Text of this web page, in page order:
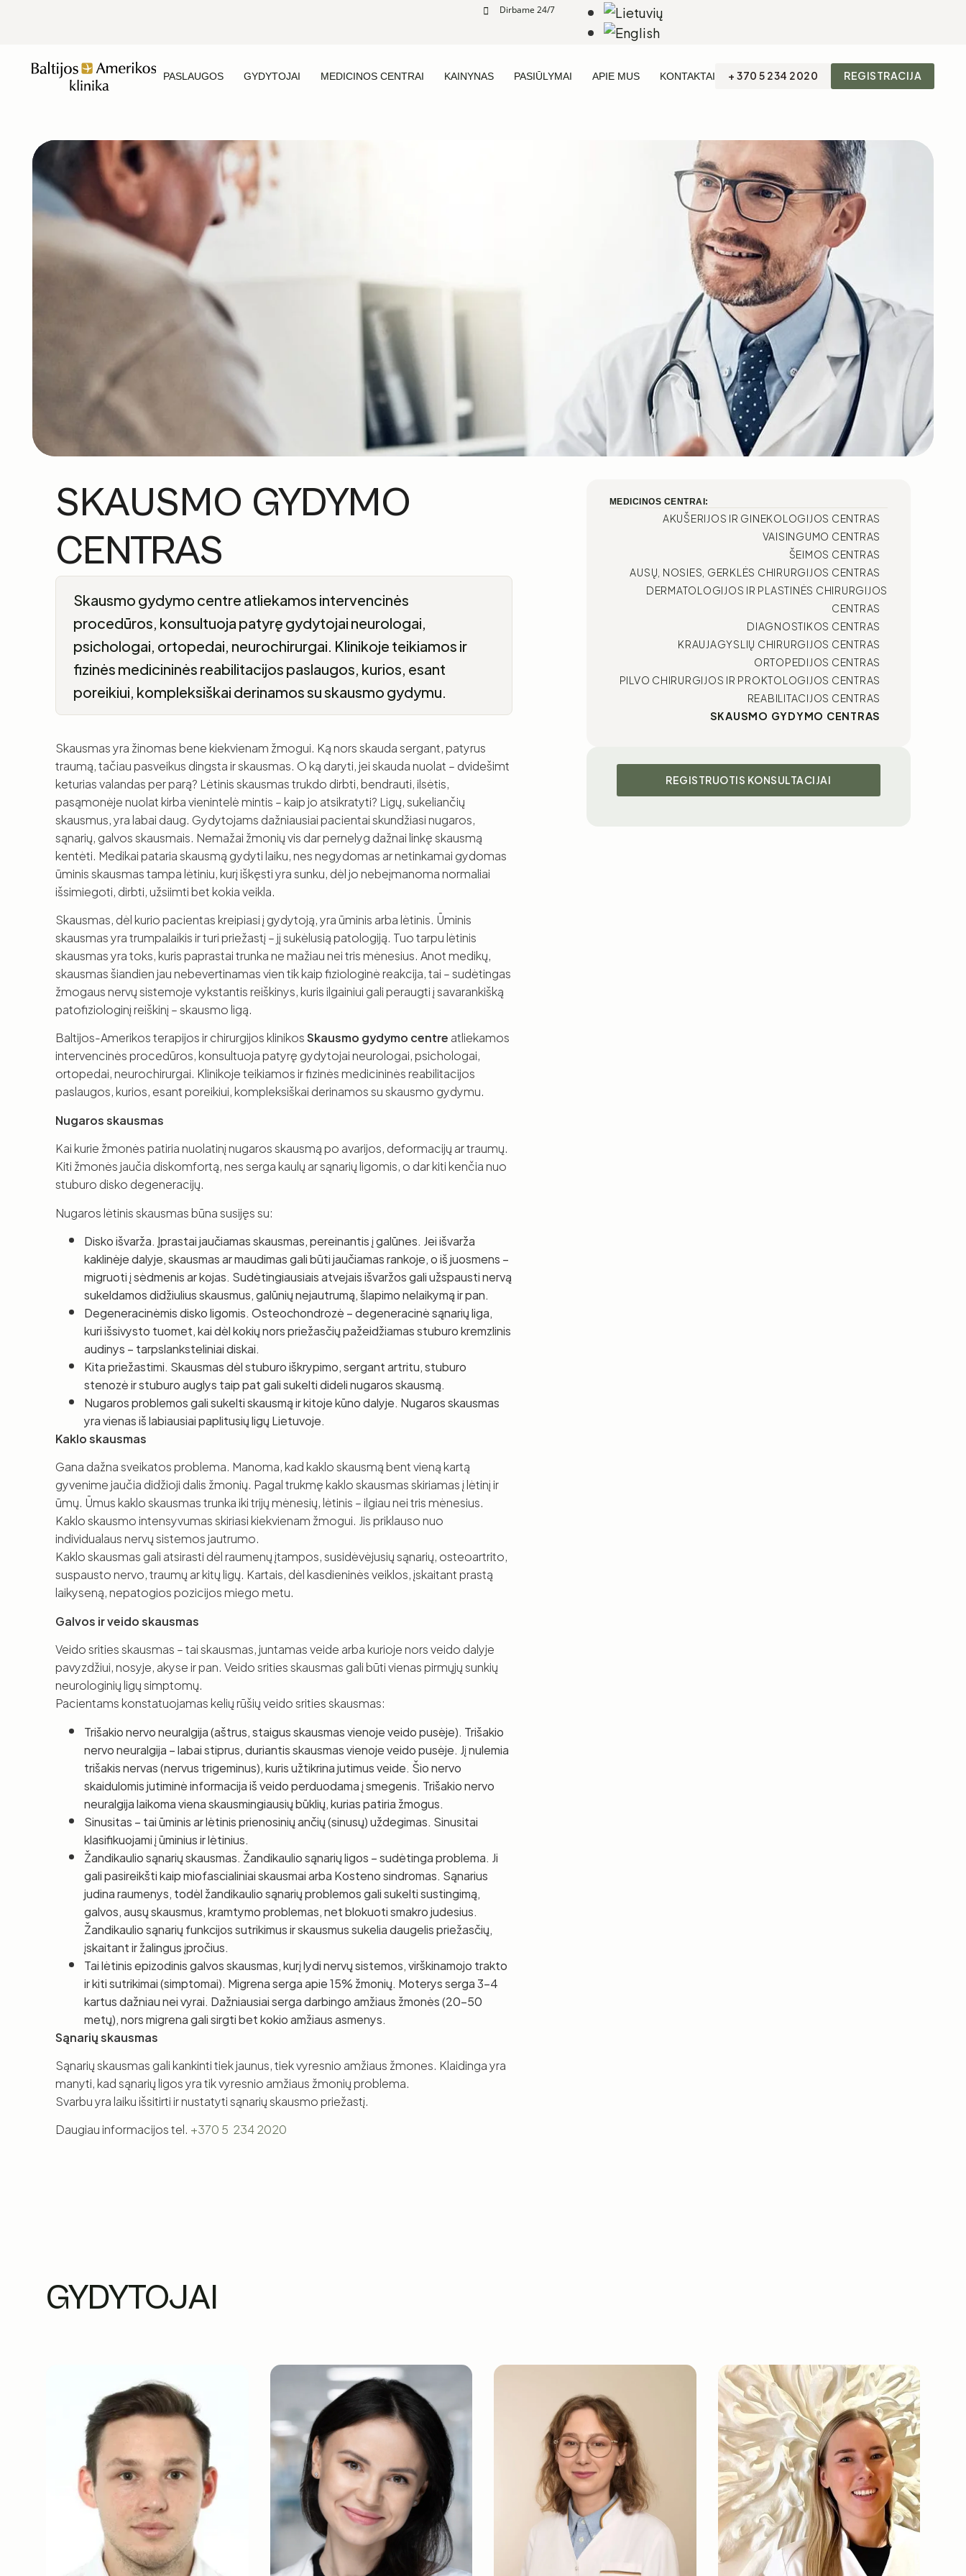
Dirbame 24/7
+ 370 5 234 2020 REGISTRACIJA
PASLAUGOS GYDYTOJAI MEDICINOS CENTRAI KAINYNAS PASIŪLYMAI APIE MUS KONTAKTAI
SKAUSMO GYDYMO
CENTRAS
Skausmo gydymo centre atliekamos intervencinės
procedūros, konsultuoja patyrę gydytojai neurologai,
psichologai, ortopedai, neurochirurgai. Klinikoje teikiamos ir
fizinės medicininės reabilitacijos paslaugos, kurios, esant
poreikiui, kompleksiškai derinamos su skausmo gydymu.
Skausmas yra žinomas bene kiekvienam žmogui. Ką nors skauda sergant, patyrus
traumą, tačiau pasveikus dingsta ir skausmas. O ką daryti, jei skauda nuolat – dvidešimt
keturias valandas per parą? Lėtinis skausmas trukdo dirbti, bendrauti, ilsėtis,
pasąmonėje nuolat kirba vienintelė mintis – kaip jo atsikratyti? Ligų, sukeliančių
skausmus, yra labai daug. Gydytojams dažniausiai pacientai skundžiasi nugaros,
sąnarių, galvos skausmais. Nemažai žmonių vis dar pernelyg dažnai linkę skausmą
kentėti. Medikai pataria skausmą gydyti laiku, nes negydomas ar netinkamai gydomas
ūminis skausmas tampa lėtiniu, kurį iškęsti yra sunku, dėl jo nebeįmanoma normaliai
išsimiegoti, dirbti, užsiimti bet kokia veikla.
Skausmas, dėl kurio pacientas kreipiasi į gydytoją, yra ūminis arba lėtinis. Ūminis
skausmas yra trumpalaikis ir turi priežastį – jį sukėlusią patologiją. Tuo tarpu lėtinis
skausmas yra toks, kuris paprastai trunka ne mažiau nei tris mėnesius. Anot medikų,
skausmas šiandien jau nebevertinamas vien tik kaip fiziologinė reakcija, tai – sudėtingas
žmogaus nervų sistemoje vykstantis reiškinys, kuris ilgainiui gali peraugti į savarankišką
patofiziologinį reiškinį – skausmo ligą.
Baltijos-Amerikos terapijos ir chirurgijos klinikosSkausmo gydymo centreatliekamos
intervencinės procedūros, konsultuoja patyrę gydytojai neurologai, psichologai,
ortopedai, neurochirurgai. Klinikoje teikiamos ir fizinės medicininės reabilitacijos
paslaugos, kurios, esant poreikiui, kompleksiškai derinamos su skausmo gydymu.
Nugaros skausmas
Kai kurie žmonės patiria nuolatinį nugaros skausmą po avarijos, deformacijų ar traumų.
Kiti žmonės jaučia diskomfortą, nes serga kaulų ar sąnarių ligomis, o dar kiti kenčia nuo
stuburo disko degeneracijų.
Nugaros lėtinis skausmas būna susijęs su:
Disko išvarža. Įprastai jaučiamas skausmas, pereinantis į galūnes. Jei išvarža
kaklinėje dalyje, skausmas ar maudimas gali būti jaučiamas rankoje, o iš juosmens –
migruoti į sėdmenis ar kojas. Sudėtingiausiais atvejais išvaržos gali užspausti nervą
sukeldamos didžiulius skausmus, galūnių nejautrumą, šlapimo nelaikymą ir pan.
Degeneracinėmis disko ligomis. Osteochondrozė – degeneracinė sąnarių liga,
kuri išsivysto tuomet, kai dėl kokių nors priežasčių pažeidžiamas stuburo kremzlinis
audinys – tarpslanksteliniai diskai.
Kita priežastimi. Skausmas dėl stuburo iškrypimo, sergant artritu, stuburo
stenozė ir stuburo auglys taip pat gali sukelti dideli nugaros skausmą.
Nugaros problemos gali sukelti skausmą ir kitoje kūno dalyje. Nugaros skausmas
yra vienas iš labiausiai paplitusių ligų Lietuvoje.
Kaklo skausmas
Gana dažna sveikatos problema. Manoma, kad kaklo skausmą bent vieną kartą
gyvenime jaučia didžioji dalis žmonių. Pagal trukmę kaklo skausmas skiriamas į lėtinį ir
ūmų. Ūmus kaklo skausmas trunka iki trijų mėnesių, lėtinis – ilgiau nei tris mėnesius.
Kaklo skausmo intensyvumas skiriasi kiekvienam žmogui. Jis priklauso nuo
individualaus nervų sistemos jautrumo.
Kaklo skausmas gali atsirasti dėl raumenų įtampos, susidėvėjusių sąnarių, osteoartrito,
suspausto nervo, traumų ar kitų ligų. Kartais, dėl kasdieninės veiklos, įskaitant prastą
laikyseną, nepatogios pozicijos miego metu.
Galvos ir veido skausmas
Veido srities skausmas – tai skausmas, juntamas veide arba kurioje nors veido dalyje
pavyzdžiui, nosyje, akyse ir pan. Veido srities skausmas gali būti vienas pirmųjų sunkių
neurologinių ligų simptomų.
Pacientams konstatuojamas kelių rūšių veido srities skausmas:
Trišakio nervo neuralgija (aštrus, staigus skausmas vienoje veido pusėje). Trišakio
nervo neuralgija – labai stiprus, duriantis skausmas vienoje veido pusėje. Jį nulemia
trišakis nervas (nervus trigeminus), kuris užtikrina jutimus veide. Šio nervo
skaidulomis jutiminė informacija iš veido perduodama į smegenis. Trišakio nervo
neuralgija laikoma viena skausmingiausių būklių, kurias patiria žmogus.
Sinusitas – tai ūminis ar lėtinis prienosinių ančių (sinusų) uždegimas. Sinusitai
klasifikuojami į ūminius ir lėtinius.
Žandikaulio sąnarių skausmas. Žandikaulio sąnarių ligos – sudėtinga problema. Ji
gali pasireikšti kaip miofascialiniai skausmai arba Kosteno sindromas. Sąnarius
judina raumenys, todėl žandikaulio sąnarių problemos gali sukelti sustingimą,
galvos, ausų skausmus, kramtymo problemas, net blokuoti smakro judesius.
Žandikaulio sąnarių funkcijos sutrikimus ir skausmus sukelia daugelis priežasčių,
įskaitant ir žalingus įpročius.
Tai lėtinis epizodinis galvos skausmas, kurį lydi nervų sistemos, virškinamojo trakto
ir kiti sutrikimai (simptomai). Migrena serga apie 15% žmonių. Moterys serga 3-4
kartus dažniau nei vyrai. Dažniausiai serga darbingo amžiaus žmonės (20-50
metų), nors migrena gali sirgti bet kokio amžiaus asmenys.
Sąnarių skausmas
Sąnarių skausmas gali kankinti tiek jaunus, tiek vyresnio amžiaus žmones. Klaidinga yra
manyti, kad sąnarių ligos yra tik vyresnio amžiaus žmonių problema.
Svarbu yra laiku išsitirti ir nustatyti sąnarių skausmo priežastį.
Daugiau informacijos tel. +370 5 234 2020
MEDICINOS CENTRAI:
AKUŠERIJOS IR GINEKOLOGIJOS CENTRAS
VAISINGUMO CENTRAS
ŠEIMOS CENTRAS
AUSŲ, NOSIES, GERKLĖS CHIRURGIJOS CENTRAS
DERMATOLOGIJOS IR PLASTINĖS CHIRURGIJOS
CENTRAS
DIAGNOSTIKOS CENTRAS
KRAUJAGYSLIŲ CHIRURGIJOS CENTRAS
ORTOPEDIJOS CENTRAS
PILVO CHIRURGIJOS IR PROKTOLOGIJOS CENTRAS
REABILITACIJOS CENTRAS
SKAUSMO GYDYMO CENTRAS
REGISTRUOTIS KONSULTACIJAI
GYDYTOJAI